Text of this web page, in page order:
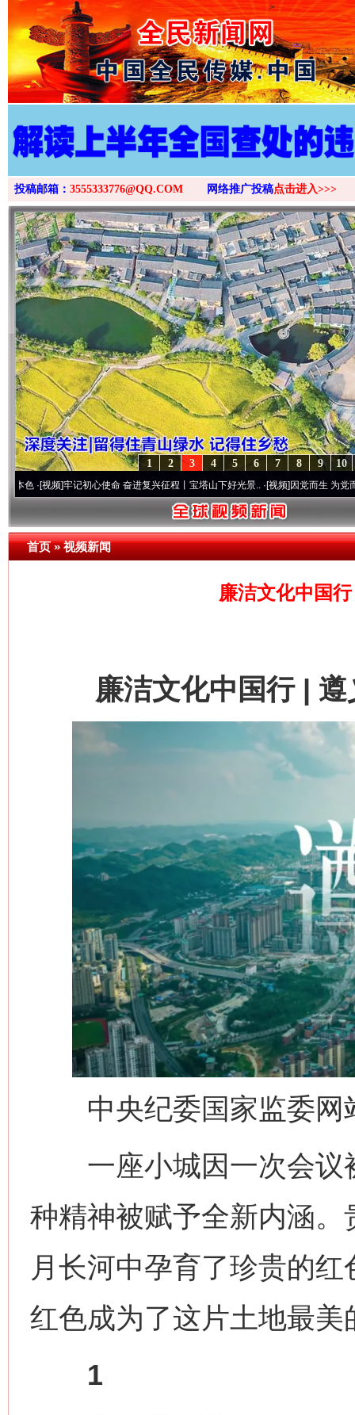
>
投稿邮箱： 3555333776@QQ.COM 网络推广投稿点击进入>>>
10
9
8
7
6
5
4
3
2
1
牢记初心使命 奋进复兴征程丨宝塔山下好光景..·[视频]因党而生 为党而战——百年
首页»视频新闻
廉洁文化中国
廉洁文化中国行 | 遵
中央纪委国家监委网
一座小城因一次会议
种精神被赋予全新内涵。
月长河中孕育了珍贵的
红色成为了这片土地最美
1